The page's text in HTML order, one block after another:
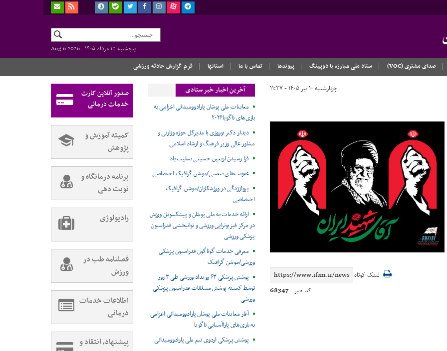
پنجشنبه ۱۵ مرداد ۱۴۰۵ -
Aug 6 2026
صدای مشتری (VOC) ستاد ملی مبارزه با دوپینگ پیوندها تماس با ما استانها فرم گزارش حادثه ورزشی
چهارشنبه ۱۰ تیر ۱۴۰۵ - ۱۱:۳۷
لینک کوتاه
کد خبر 68347
آخرین اخبار خبر ستادی
معاینات ملی پوشان پارادوومیدانی اعزامی به
بازی‌های ناگویا۲۰۲۶
دیدار دکتر نوروزی با مدیرکل حوزه وزارتی و
مشاور عالی وزیر فرهنگ و ارشاد اسلامی
فرا رسیدن اربعین حسینی تسلیت باد
عفونت‌های تنفسی/موشن گرافیک اختصاصی
پرواززدگی در ورزشکاران/موشن گرافیک
اختصاصی
ارائه خدمات به ملی پوشان و پیشکسوتان ورزش
در مرکز فیزیوتراپی ورزشی و توانبخشی فدراسیون
پزشکی ورزشی
معرفی خدمات گوناگون فدراسیون پزشکی
ورزشی/موشن گرافیک
پوشش پزشکی ۶۳ رویداد ورزشی طی ۳ روز
توسط کمیته پوشش مسابقات فدراسیون پزشکی
ورزشی
آغاز معاینات ملی پوشان پارادوومیدانی اعزامی
به بازی‌های پاراآسیایی ناگویا
پوشش پزشکی اردوی تیم ملی پارادوومیدانی
صدور آنلاین کارت
خدمات درمانی
کمیته آموزش و
پژوهش
برنامه درمانگاه و
نوبت دهی
رادیولوژی
فصلنامه طب در
ورزش
اطلاعات خدمات
درمانی
پیشنهاد، انتقاد و